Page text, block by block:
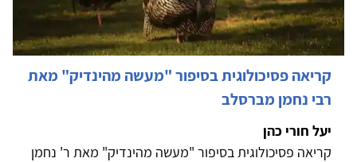
קריאה פסיכולוגית בסיפור "מעשה מהינדיק" מאת
רבי נחמן מברסלב
יעל חורי כהן
קריאה פסיכולוגית בסיפור "מעשה מהינדיק" מאת ר' נחמן